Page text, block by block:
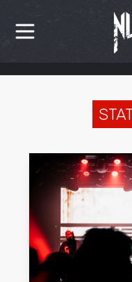
HÍREK
INTERJÚK
PREMIEREK
KULT
MÁSVILÁG